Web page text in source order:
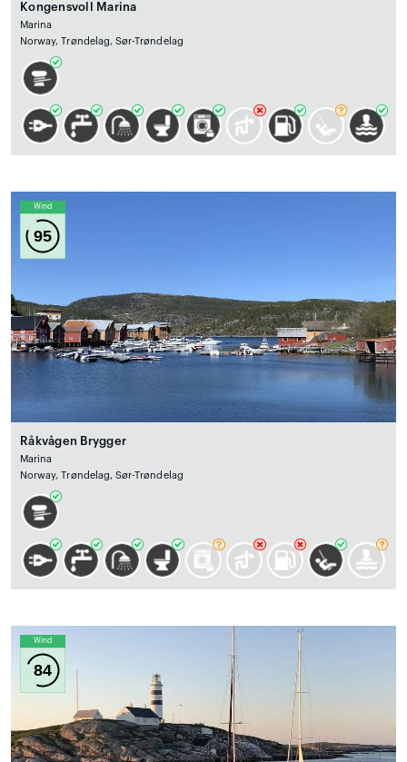
Kongensvoll Marina
Marina
Norway, Trøndelag, Sør-Trøndelag
Wind
95
Råkvågen Brygger
Marina
Norway, Trøndelag, Sør-Trøndelag
Wind
84